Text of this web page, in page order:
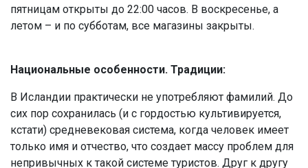
пятницам открыты до 22:00 часов. В воскресенье, а
летом – и по субботам, все магазины закрыты.
Национальные особенности. Традиции:
В Исландии практически не употребляют фамилий. До
сих пор сохранилась (и с гордостью культивируется,
кстати) средневековая система, когда человек имеет
только имя и отчество, что создает массу проблем для
непривычных к такой системе туристов. Друг к другу